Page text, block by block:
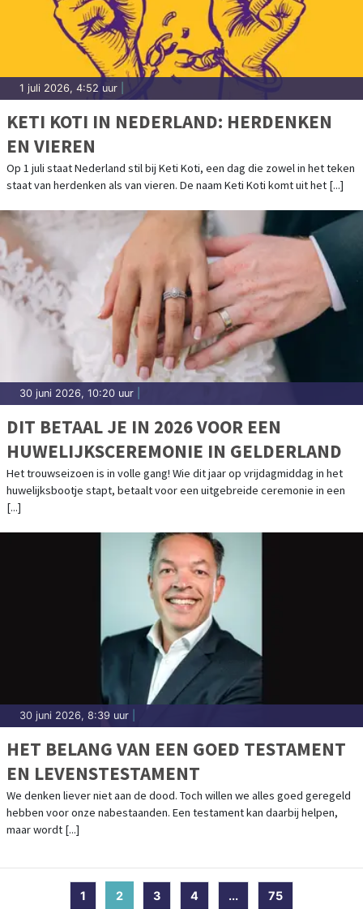
1 juli 2026, 4:52 uur
KETI KOTI IN NEDERLAND: HERDENKEN
EN VIEREN
Op 1 juli staat Nederland stil bij Keti Koti, een dag die zowel in het teken
staat van herdenken als van vieren. De naam Keti Koti komt uit het [...]
30 juni 2026, 10:20 uur
DIT BETAAL JE IN 2026 VOOR EEN
HUWELIJKSCEREMONIE IN GELDERLAND
Het trouwseizoen is in volle gang! Wie dit jaar op vrijdagmiddag in het
huwelijksbootje stapt, betaalt voor een uitgebreide ceremonie in een
[...]
30 juni 2026, 8:39 uur
HET BELANG VAN EEN GOED TESTAMENT
EN LEVENSTESTAMENT
We denken liever niet aan de dood. Toch willen we alles goed geregeld
hebben voor onze nabestaanden. Een testament kan daarbij helpen,
maar wordt [...]
1 2 (current)
3 4 ... 75